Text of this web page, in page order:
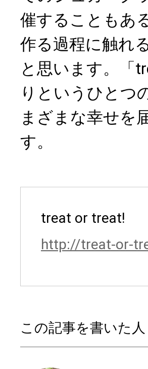
催することもあ
作る過程に触れ
と思います。「
りというひとつ
まざまな幸せを
す。
treat or treat!
http://treat-or-
この記事を書いた人